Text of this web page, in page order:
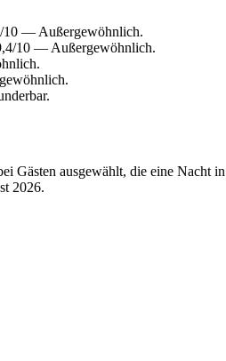
10 — Außergewöhnlich.
10 — Außergewöhnlich.
ausgewählt, die eine Nacht
2026.